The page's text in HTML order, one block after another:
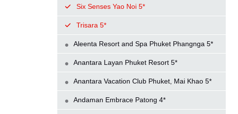
Six Senses Yao Noi 5*
Trisara 5*
Aleenta Resort and Spa Phuket Phangnga 5*
Anantara Layan Phuket Resort 5*
Anantara Vacation Club Phuket, Mai Khao 5*
Andaman Embrace Patong 4*